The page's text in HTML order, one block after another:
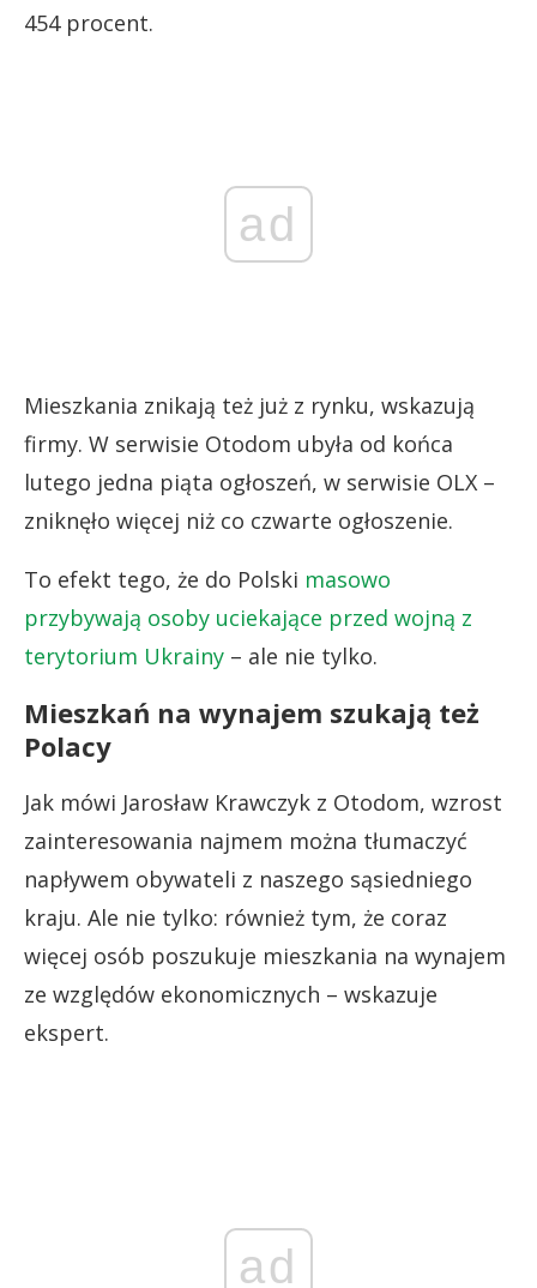
454 procent.
ad
Mieszkania znikają też już z rynku, wskazują
firmy. W serwisie Otodom ubyła od końca
lutego jedna piąta ogłoszeń, w serwisie OLX –
zniknęło więcej niż co czwarte ogłoszenie.
To efekt tego, że do Polski masowo
przybywają osoby uciekające przed wojną z
terytorium Ukrainy – ale nie tylko.
Mieszkań na wynajem szukają też
Polacy
Jak mówi Jarosław Krawczyk z Otodom, wzrost
zainteresowania najmem można tłumaczyć
napływem obywateli z naszego sąsiedniego
kraju. Ale nie tylko: również tym, że coraz
więcej osób poszukuje mieszkania na wynajem
ze względów ekonomicznych – wskazuje
ekspert.
ad